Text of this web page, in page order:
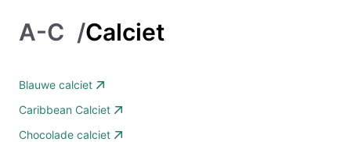
A-C /Calciet
Blauwe calciet
Caribbean Calciet
Chocolade calciet